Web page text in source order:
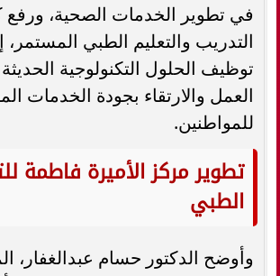
في تطوير الخدمات الصحية، ورفع
التدريب والتعليم الطبي
توظيف الحلول التكنولوجية
العمل والارتقاء بجودة الخدمات
للمواطنين.
تطوير مركز الأميرة فاطمة
الطبي
وأوضح الدكتور حسام عبدالغفار،